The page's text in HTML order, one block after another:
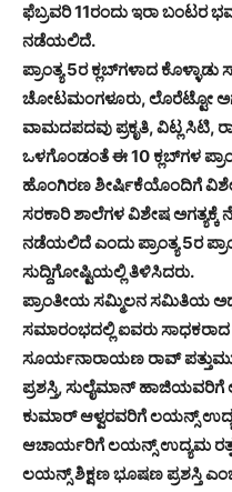
ಫೆಬ್ರವರಿ 11ರಂದು ಇರಾ ಬಂಟರ
ನಡೆಯಲಿದೆ.
ಪ್ರಾಂತ್ಯ 5ರ ಕ್ಲಬ್‌ಗಳಾದ
ಚೋಟಮಂಗಳೂರು, ಲೊರೆಟ್ಟೋ
ವಾಮದಪದವು ಪ್ರಕೃತಿ, ವಿಟ್ಲ ಸಿಟಿ,
ಒಳಗೊಂಡಂತೆ ಈ 10 ಕ್ಲಬ್‌ಗಳ
ಹೊಂಗಿರಣ ಶೀರ್ಷಿಕೆಯೊಂದಿಗೆ
ಸರಕಾರಿ ಶಾಲೆಗಳ ವಿಶೇಷ
ನಡೆಯಲಿದೆ ಎಂದು ಪ್ರಾಂತ್ಯ 5ರ
ಸುದ್ದಿಗೋಷ್ಟಿಯಲ್ಲಿ ತಿಳಿಸಿದರು.
ಪ್ರಾಂತೀಯ ಸಮ್ಮಿಲನ ಸಮಿತಿಯ
ಸಮಾರಂಭದಲ್ಲಿ ಐವರು
ಸೂರ್ಯನಾರಾಯಣ ರಾವ್
ಪ್ರಶಸ್ತಿ, ಸುಲೈಮಾನ್
ಕುಮಾರ್ ಆಳ್ವರವರಿಗೆ ಲಯನ್ಸ್
ಆಚಾರ್ಯರಿಗೆ ಲಯನ್ಸ್ ಉದ್ಯಮ ರತ್ನ
ಲಯನ್ಸ್ ಶಿಕ್ಷಣ ಭೂಷಣ ಪ್ರಶಸ್ತಿ